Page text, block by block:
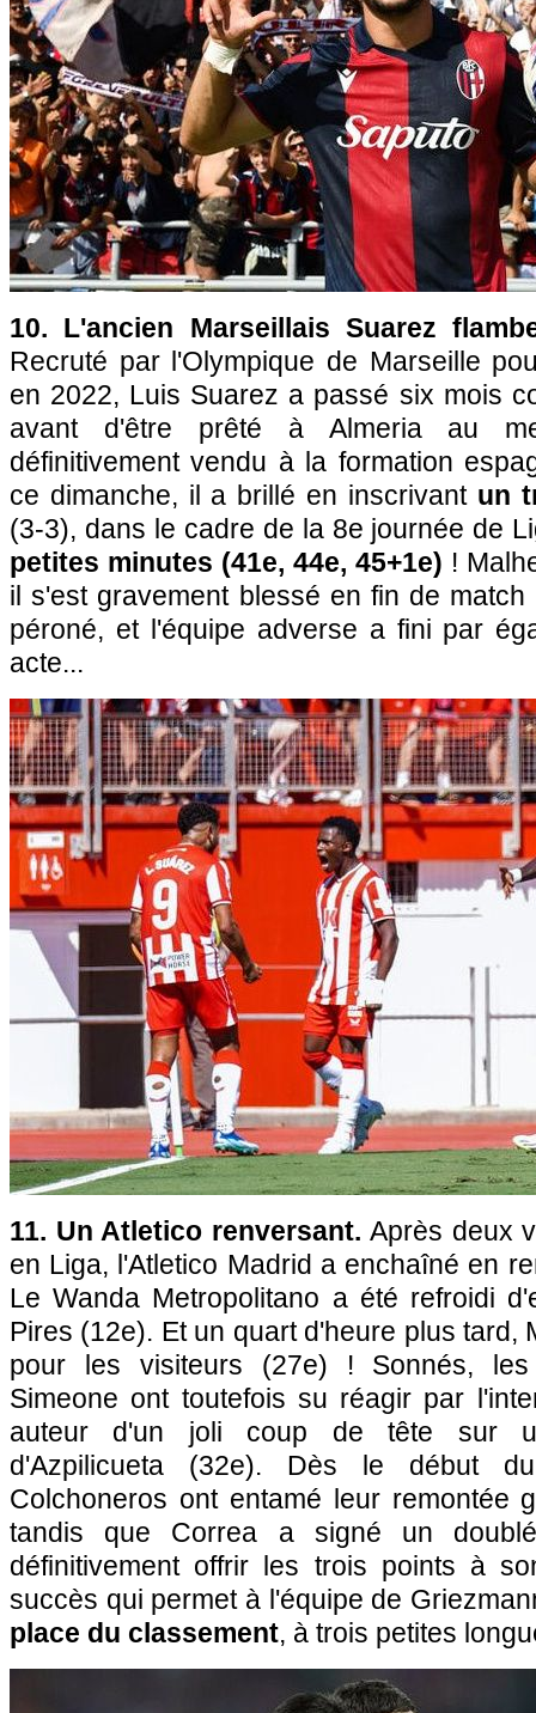
10. L'ancien Marseillais Suarez
Recruté par l'Olympique de Marseille
en 2022, Luis Suarez a passé six mois
avant d'être prêté à Almeria au
définitivement vendu à la formation
ce dimanche, il a brillé en inscrivant un
(3-3), dans le cadre de la 8e journée de
petites minutes (41e, 44e, 45+1e) !
il s'est gravement blessé en fin de
péroné, et l'équipe adverse a fini par
acte...
11. Un Atletico renversant. Après deux
en Liga, l'Atletico Madrid a enchaîné en
Le Wanda Metropolitano a été refroidi
Pires (12e). Et un quart d'heure plus tard,
pour les visiteurs (27e) ! Sonnés,
Simeone ont toutefois su réagir par
auteur d'un joli coup de tête sur
d'Azpilicueta (32e). Dès le début
Colchoneros ont entamé leur remontée
tandis que Correa a signé un
définitivement offrir les trois points à
succès qui permet à l'équipe de
place du classement, à trois petites